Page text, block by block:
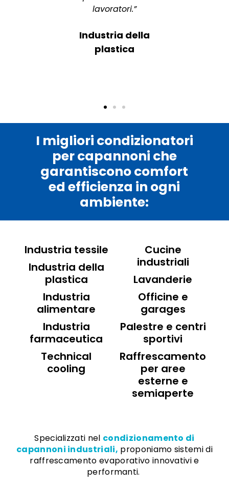
lavoratori.”
Industria della
plastica
I migliori condizionatori
per capannoni che
garantiscono comfort
ed efficienza in ogni
ambiente:
Industria tessile
Industria della
plastica
Industria
alimentare
Industria
farmaceutica
Technical
cooling
Cucine
industriali
Lavanderie
Officine e
garages
Palestre e centri
sportivi
Raffrescamento
per aree
esterne e
semiaperte
Specializzati nel condizionamento di
capannoni industriali, proponiamo sistemi di
raffrescamento evaporativo innovativi e
performanti.